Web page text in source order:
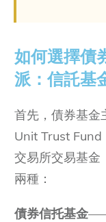
如何選擇債
派：信託基
首先，債券基金
Unit Trust Fund
交易所交易基金
兩種：
債券信托基金——